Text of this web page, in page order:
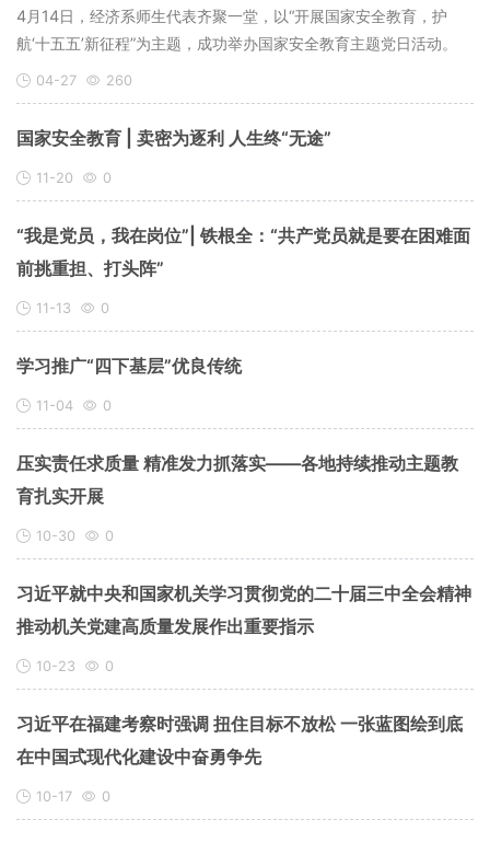
4月14日，经济系师生代表齐聚一堂，以“开展国家安全教育，护
航‘十五五’新征程”为主题，成功举办国家安全教育主题党日活动。
04-27 260
国家安全教育 | 卖密为逐利 人生终“无途”
11-20 0
“我是党员，我在岗位”| 铁根全：“共产党员就是要在困难面
前挑重担、打头阵”
11-13 0
学习推广“四下基层”优良传统
11-04 0
压实责任求质量 精准发力抓落实——各地持续推动主题教
育扎实开展
10-30 0
习近平就中央和国家机关学习贯彻党的二十届三中全会精神
推动机关党建高质量发展作出重要指示
10-23 0
习近平在福建考察时强调 扭住目标不放松 一张蓝图绘到底
在中国式现代化建设中奋勇争先
10-17 0